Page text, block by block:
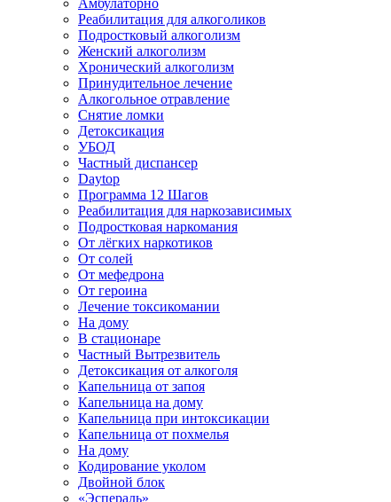
Амбулаторно
Реабилитация для алкоголиков
Подростковый алкоголизм
Женский алкоголизм
Хронический алкоголизм
Принудительное лечение
Алкогольное отравление
Снятие ломки
Детоксикация
УБОД
Частный диспансер
Daytop
Программа 12 Шагов
Реабилитация для наркозависимых
Подростковая наркомания
От лёгких наркотиков
От солей
От мефедрона
От героина
Лечение токсикомании
На дому
В стационаре
Частный Вытрезвитель
Детоксикация от алкоголя
Капельница от запоя
Капельница на дому
Капельница при интоксикации
Капельница от похмелья
На дому
Кодирование уколом
Двойной блок
«Эспераль»